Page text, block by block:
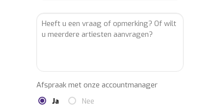
Afspraak met onze accountmanager
Ja Nee